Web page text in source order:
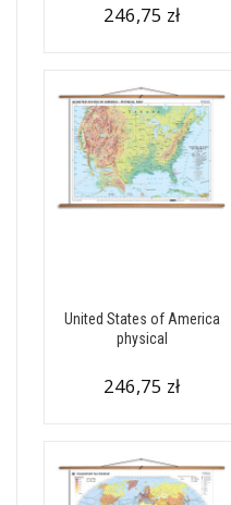
246,75 zł
United States of America
physical
246,75 zł